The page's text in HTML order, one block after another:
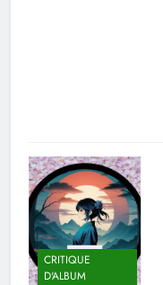
CRITIQUE
D'ALBUM